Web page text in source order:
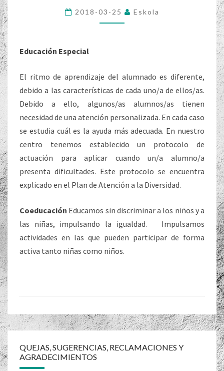
2018-03-25 Eskola
Educación Especial
El ritmo de aprendizaje del alumnado es diferente,
debido a las características de cada uno/a de ellos/as.
Debido a ello, algunos/as alumnos/as tienen
necesidad de una atención personalizada. En cada caso
se estudia cuál es la ayuda más adecuada. En nuestro
centro tenemos establecido un protocolo de
actuación para aplicar cuando un/a alumno/a
presenta dificultades. Este protocolo se encuentra
explicado en el Plan de Atención a la Diversidad.
Coeducación Educamos sin discriminar a los niños y a
las niñas, impulsando la igualdad. Impulsamos
actividades en las que pueden participar de forma
activa tanto niñas como niños.
de
entradas
QUEJAS, SUGERENCIAS, RECLAMACIONES Y
AGRADECIMIENTOS